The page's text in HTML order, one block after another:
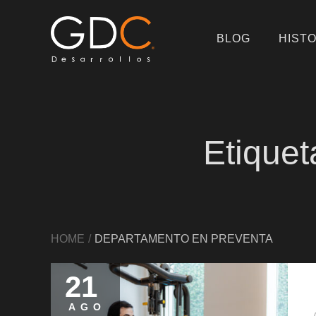
to
content
BLOG
HOME DEPARTAMENTO EN PREVENTA
Posted
on
21
AGO